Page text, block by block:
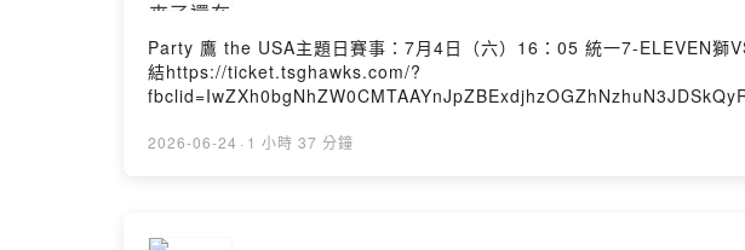
Party 鷹 the USA主題日賽事：7月4日（六）16：05 統一7-ELEVEN
結https://ticket.tsghawks.com/?
【本集重點】麥可想去美國完封味全，2次跟球迷打架撿寶特瓶換安打高
2026-06-24 · 1 小時 37 分鐘